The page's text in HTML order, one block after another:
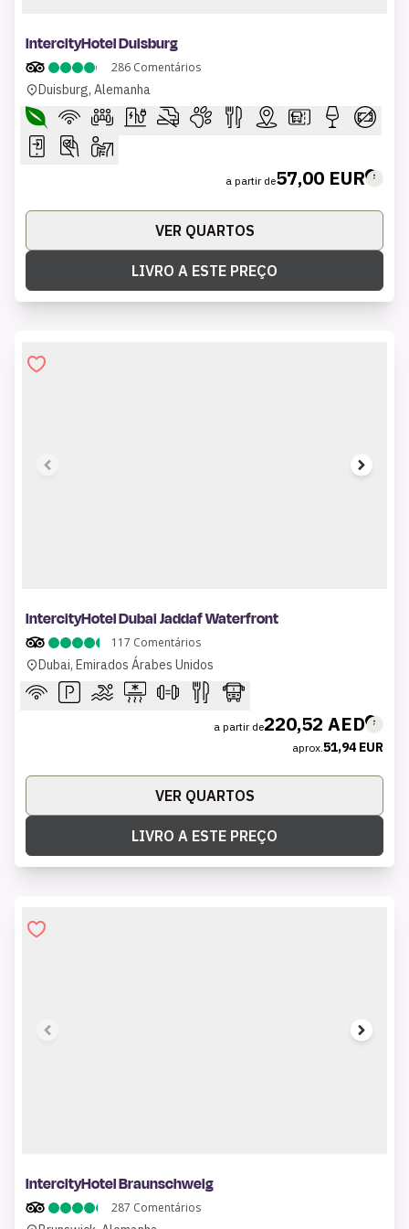
IntercityHotel Duisburg
286 Comentários
Duisburg, Alemanha
a partir de57,00 EUR
VER QUARTOS
LIVRO A ESTE PREÇO
IntercityHotel Dubai Jaddaf Waterfront
117 Comentários
Dubai, Emirados Árabes Unidos
a partir de220,52 AED
aprox. 51,94 EUR
VER QUARTOS
LIVRO A ESTE PREÇO
IntercityHotel Braunschweig
287 Comentários